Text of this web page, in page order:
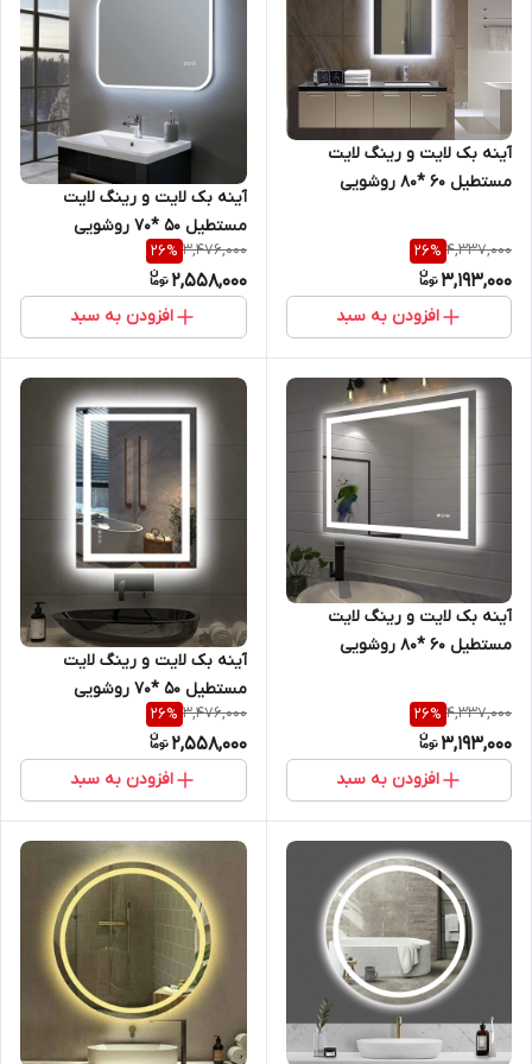
آینه بک لایت و رینگ لایت
مستطیل 60 *80 روشویی
4,337,000
26%
3,193,000
افزودن به سبد
آینه بک لایت و رینگ لایت
مستطیل 50 *70 روشویی
سرویس بهداشتی و اینه کنسول
3,476,000
26%
2,558,000
افزودن به سبد
آینه بک لایت و رینگ لایت
مستطیل 60 *80 روشویی
4,337,000
26%
3,193,000
افزودن به سبد
آینه بک لایت و رینگ لایت
مستطیل 50 *70 روشویی
سرویس بهداشتی و اینه کنسول
3,476,000
26%
2,558,000
افزودن به سبد